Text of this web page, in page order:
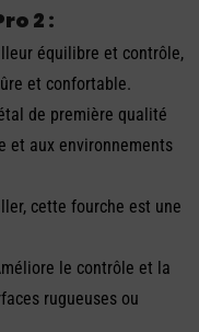
2 :
équilibre et contrôle,
et confortable.
de première qualité
et aux environnements
cette fourche est une
le contrôle et la
rugueuses ou